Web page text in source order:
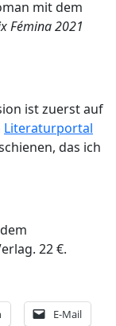
mit dem
Fémina 2021
ist zuerst auf
Literaturportal
das ich
22 €.
E-Mail